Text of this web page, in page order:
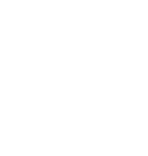
chwilę, aby
z Lyreco i
aby uzyskać